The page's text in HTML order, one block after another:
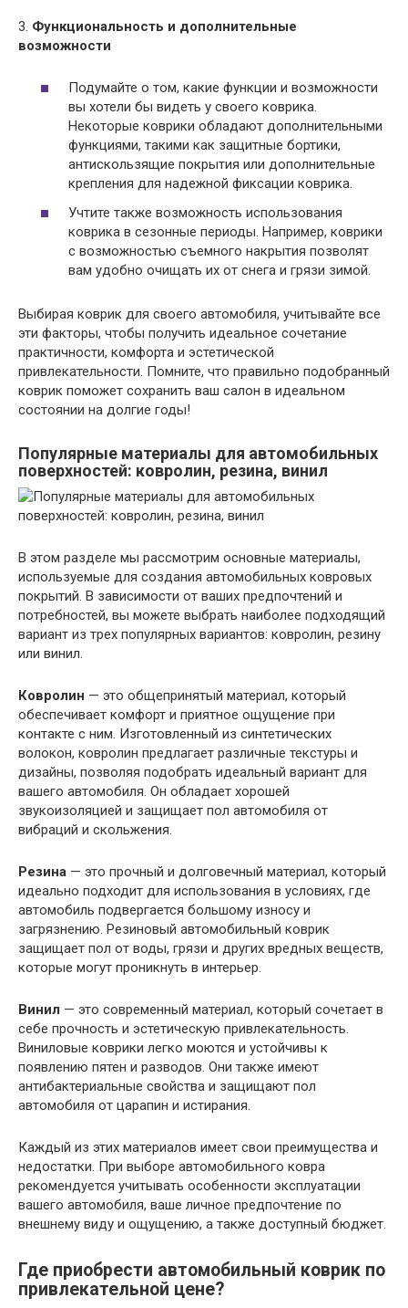
3. Функциональность и дополнительные
возможности
Подумайте о том, какие функции и возможности
вы хотели бы видеть у своего коврика.
Некоторые коврики обладают дополнительными
функциями, такими как защитные бортики,
антискользящие покрытия или дополнительные
крепления для надежной фиксации коврика.
Учтите также возможность использования
коврика в сезонные периоды. Например, коврики
с возможностью съемного накрытия позволят
вам удобно очищать их от снега и грязи зимой.
Выбирая коврик для своего автомобиля, учитывайте все
эти факторы, чтобы получить идеальное сочетание
практичности, комфорта и эстетической
привлекательности. Помните, что правильно подобранный
коврик поможет сохранить ваш салон в идеальном
состоянии на долгие годы!
Популярные материалы для автомобильных
поверхностей: ковролин, резина, винил
В этом разделе мы рассмотрим основные материалы,
используемые для создания автомобильных ковровых
покрытий. В зависимости от ваших предпочтений и
потребностей, вы можете выбрать наиболее подходящий
вариант из трех популярных вариантов: ковролин, резину
или винил.
Ковролин — это общепринятый материал, который
обеспечивает комфорт и приятное ощущение при
контакте с ним. Изготовленный из синтетических
волокон, ковролин предлагает различные текстуры и
дизайны, позволяя подобрать идеальный вариант для
вашего автомобиля. Он обладает хорошей
звукоизоляцией и защищает пол автомобиля от
вибраций и скольжения.
Резина — это прочный и долговечный материал, который
идеально подходит для использования в условиях, где
автомобиль подвергается большому износу и
загрязнению. Резиновый автомобильный коврик
защищает пол от воды, грязи и других вредных веществ,
которые могут проникнуть в интерьер.
Винил — это современный материал, который сочетает в
себе прочность и эстетическую привлекательность.
Виниловые коврики легко моются и устойчивы к
появлению пятен и разводов. Они также имеют
антибактериальные свойства и защищают пол
автомобиля от царапин и истирания.
Каждый из этих материалов имеет свои преимущества и
недостатки. При выборе автомобильного ковра
рекомендуется учитывать особенности эксплуатации
вашего автомобиля, ваше личное предпочтение по
внешнему виду и ощущению, а также доступный бюджет.
Где приобрести автомобильный коврик по
привлекательной цене?